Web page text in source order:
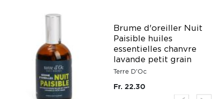
Brume d'oreiller Nuit
Paisible huiles
essentielles chanvre
lavande petit grain
Terre D'Oc
Fr. 22.30